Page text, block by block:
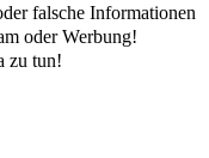
falsche Informationen
oder Werbung!
zu tun!